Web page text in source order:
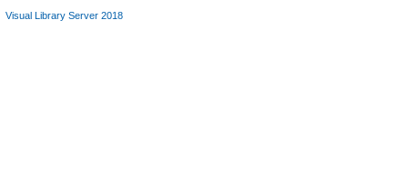
Visual Library Server 2018